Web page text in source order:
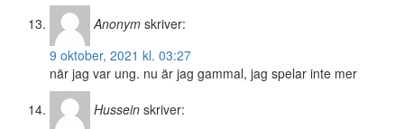
Anonym skriver:
9 oktober, 2021 kl. 03:27
när jag var ung. nu är jag gammal, jag spelar inte mer
Hussein skriver: